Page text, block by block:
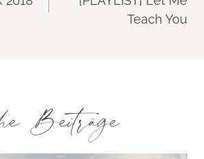
Teach You
Beiträge